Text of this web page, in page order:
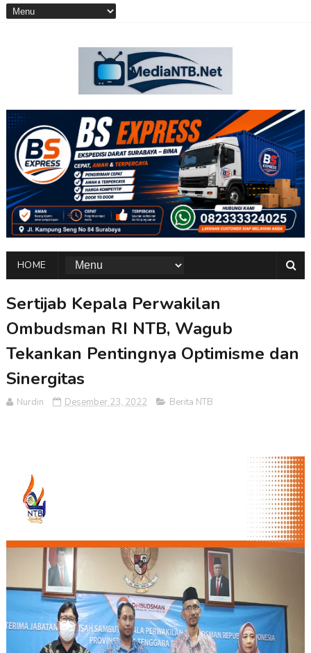
HOME
Sertijab Kepala Perwakilan
Ombudsman RI NTB, Wagub
Tekankan Pentingnya Optimisme dan
Sinergitas
Nurdin Desember 23, 2022 Berita NTB